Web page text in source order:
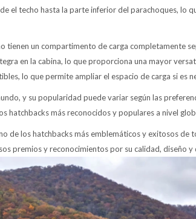
el techo hasta la parte inferior del parachoques, lo
tienen un compartimento de carga completamente
en la cabina, lo que proporciona una mayor
lo que permite ampliar el espacio de carga si es
y su popularidad puede variar según las
hatchbacks más reconocidos y populares a nivel
de los hatchbacks más emblemáticos y exitosos de
premios y reconocimientos por su calidad, diseño y